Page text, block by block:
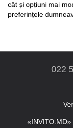
cât și opțiuni mai
preferințele
022
«INVITO.MD»